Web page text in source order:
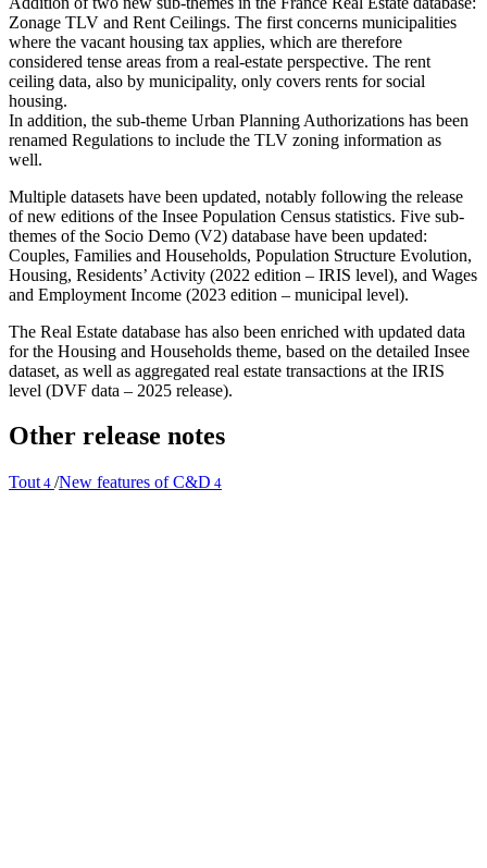
Zonage TLV and Rent Ceilings. The first concerns municipalities
where the vacant housing tax applies, which are therefore
considered tense areas from a real-estate perspective. The rent
ceiling data, also by municipality, only covers rents for social
housing.
In addition, the sub-theme Urban Planning Authorizations has been
renamed Regulations to include the TLV zoning information as
well.
Multiple datasets have been updated, notably following the release
of new editions of the Insee Population Census statistics. Five sub-
themes of the Socio Demo (V2) database have been updated:
Couples, Families and Households, Population Structure Evolution,
Housing, Residents’ Activity (2022 edition – IRIS level), and Wages
and Employment Income (2023 edition – municipal level).
The Real Estate database has also been enriched with updated data
for the Housing and Households theme, based on the detailed Insee
dataset, as well as aggregated real estate transactions at the IRIS
level (DVF data – 2025 release).
Other release notes
Tout4 /New features of C&D 4